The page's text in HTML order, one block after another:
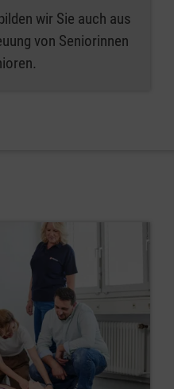
wir Sie auch aus
von Seniorinnen